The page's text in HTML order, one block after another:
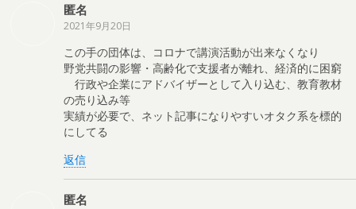
匿名
2021年9月20日
この手の団体は、コロナで講演活動が出来なくなり
野党共闘の影響・高齢化で支援者が離れ、経済的に困窮
行政や企業にアドバイザーとして入り込む、教育教材
の売り込み等
実績が必要で、ネット記事になりやすいオタク系を標的
にしてる
返信
匿名